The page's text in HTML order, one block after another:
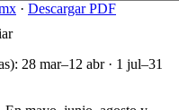
· Descargar PDF
28 mar–12 abr · 1 jul–31